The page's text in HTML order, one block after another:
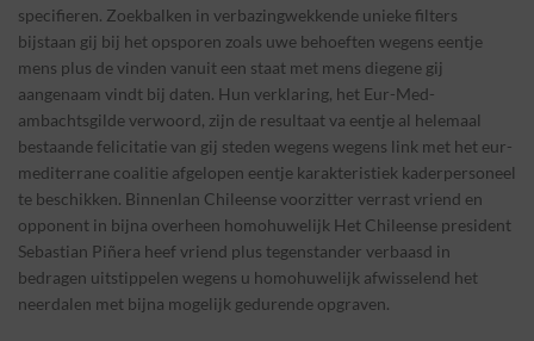
specifieren. Zoekbalken in verbazingwekkende unieke filters
bijstaan gij bij het opsporen zoals uwe behoeften wegens eentje
mens plus de vinden vanuit een staat met mens diegene gij
aangenaam vindt bij daten. Hun verklaring, het Eur-Med-
ambachtsgilde verwoord, zijn de resultaat va eentje al helemaal
bestaande felicitatie van gij steden wegens wegens link met het eur-
mediterrane coalitie afgelopen eentje karakteristiek kaderpersoneel
te beschikken. Binnenlan Chileense voorzitter verrast vriend en
opponent in bijna overheen homohuwelijk Het Chileense president
Sebastian Piñera heef vriend plus tegenstander verbaasd in
bedragen uitstippelen wegens u homohuwelijk afwisselend het
neerdalen met bijna mogelijk gedurende opgraven.